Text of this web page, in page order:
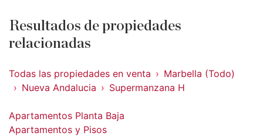
Resultados de propiedades
relacionadas
Todas las propiedades en venta
Marbella (Todo)
Nueva Andalucia
Supermanzana H
Apartamentos Planta Baja
Apartamentos y Pisos